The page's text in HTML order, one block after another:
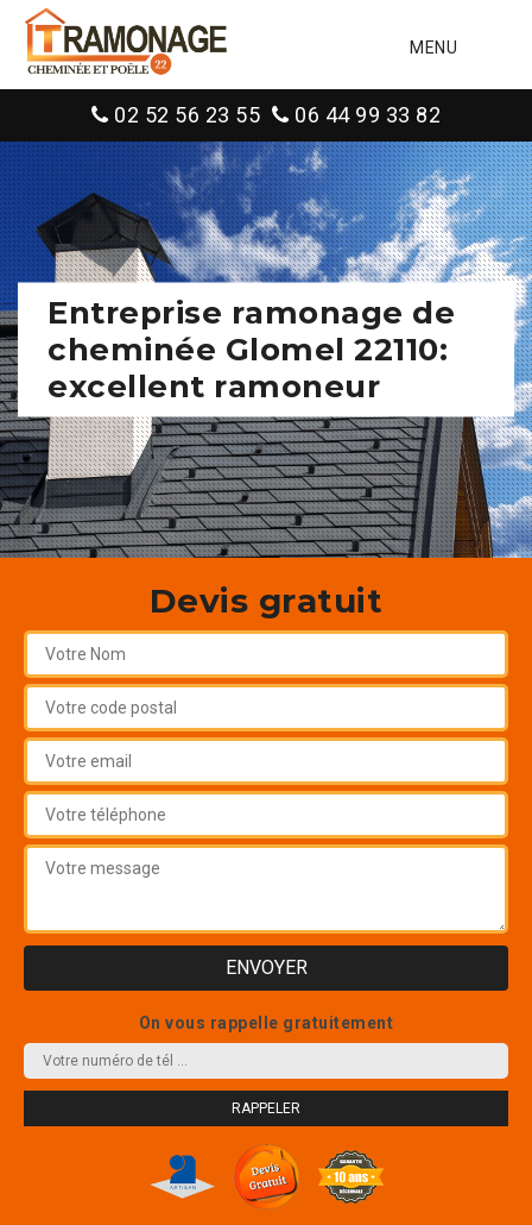
MENU
02 52 56 23 55 06 44 99 33 82
Entreprise ramonage de
cheminée Glomel 22110:
excellent ramoneur
Devis gratuit
On vous rappelle gratuitement